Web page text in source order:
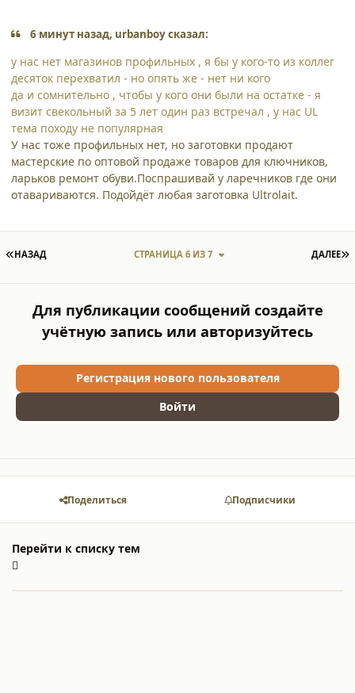
6 минут назад, urbanboy сказал:
у нас нет магазинов профильных , я бы у кого-то из коллег
десяток перехватил - но опять же - нет ни кого
да и сомнительно , чтобы у кого они были на остатке - я
визит свекольный за 5 лет один раз встречал , у нас UL
тема походу не популярная
У нас тоже профильных нет, но заготовки продают
мастерские по оптовой продаже товаров для ключников,
ларьков ремонт обуви.Поспрашивай у ларечников где они
отавариваются. Подойдёт любая заготовка Ultrolait.
ПЕРВАЯ СТРАНИЦА
НАЗАД ДАЛЕЕ
СТРАНИЦА 6 ИЗ 7
Для публикации сообщений создайте
учётную запись или авторизуйтесь
Регистрация нового пользователя
Войти
Поделиться Подписчики
Перейти к списку тем